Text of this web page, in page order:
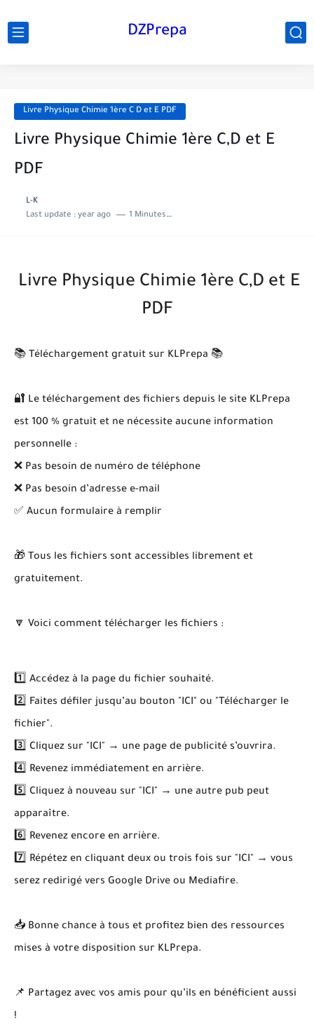
DZPrepa
Livre Physique Chimie 1ère C D et E PDF
Livre Physique Chimie 1ère C,D et E
PDF
L-K
Last update : year ago 1 Minutes to read
Livre Physique Chimie 1ère C,D et E
PDF
📚 Téléchargement gratuit sur KLPrepa 📚
🔐 Le téléchargement des fichiers depuis le site KLPrepa
est 100 % gratuit et ne nécessite aucune information
personnelle :
❌ Pas besoin de numéro de téléphone
❌ Pas besoin d’adresse e-mail
✅ Aucun formulaire à remplir
🎁 Tous les fichiers sont accessibles librement et
gratuitement.
🔽 Voici comment télécharger les fichiers :
1️⃣ Accédez à la page du fichier souhaité.
2️⃣ Faites défiler jusqu’au bouton "ICI" ou "Télécharger le
fichier".
3️⃣ Cliquez sur "ICI" → une page de publicité s’ouvrira.
4️⃣ Revenez immédiatement en arrière.
5️⃣ Cliquez à nouveau sur "ICI" → une autre pub peut
apparaître.
6️⃣ Revenez encore en arrière.
7️⃣ Répétez en cliquant deux ou trois fois sur "ICI" → vous
serez redirigé vers Google Drive ou Mediafire.
📥 Bonne chance à tous et profitez bien des ressources
mises à votre disposition sur KLPrepa.
📌 Partagez avec vos amis pour qu’ils en bénéficient aussi
!